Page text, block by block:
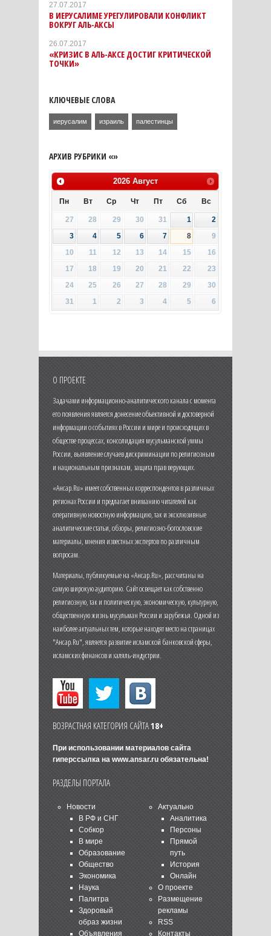
27.07.2017
В ИЕРУСАЛИМЕ УРЕГУЛИРОВАЛИ КОНФЛИКТ
ВОКРУГ АЛЬ-АКСЫ
26.07.2017
«КРИЗИС В АЛЬ-АКСЕ ДОСТИГ КРИТИЧЕСКОЙ
ТОЧКИ»
КЛЮЧЕВЫЕ СЛОВА
иерусалим израиль палестинцы
АРХИВ РУБРИКИ «»
2026 Август
Пн Вт Ср Чт Пт Сб Вс
27 28 29 30 31 1
2
3
4 5 6 7 8
9
10
11 12 13 14 15
16
17
18 19 20 21 22
23
24
25 26 27 28 29
30
31
1 2 3 4 5 6
О ПРОЕКТЕ
Задачами информационно-аналитического канала с момента
его появления является донесение объективной и достоверной
информации о событиях в России и мире и происходящих в
обществе процессах, консолидация мусульманской уммы
России, выявление случаев дискриминации по религиозным
и национальным признакам, защита прав верующих.
«Ансар.Ru» имеет собственных корреспондентов в различных
регионах России и предлагает вниманию читателей как
оперативную новостную информацию, так и эксклюзивные
аналитические статьи, обзоры, религиозно-богословские
материалы, мнения известных экспертов по различным
вопросам.
Материалы, публикуемые на «Ансар.Ru», рассчитаны на
самую широкую аудиторию. Сайт освещает как собственно
религиозную, так и политическую, экономическую, культурную,
общественную жизнь мусульман России и зарубежья. Одной из
наиболее актуальных тем, которые находят место на страницах
"Ансар.Ru", является развитие исламской банковской сферы,
исламских финансов и халяль-индустрии.
ВОЗРАСТНАЯ КАТЕГОРИЯ САЙТА18+
При использовании материалов сайта
гиперссылка на www.ansar.ruобязательна!
РАЗДЕЛЫ ПОРТАЛА
Новости
В РФ и СНГ
Собкор
В мире
Образование
Общество
Экономика
Наука
Палитра
Здоровый
образ жизни
Объявления
Актуально
Аналитика
Персоны
Прямой
путь
История
Онлайн
О проекте
Размещение
рекламы
RSS
Контакты